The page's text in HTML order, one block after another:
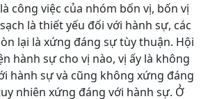
công việc của nhóm bốn vị, bốn vị
là thiết yếu đối với hành sự, các
lại là xứng đáng sự tùy thuận. Hội
hành sự cho vị nào, vị ấy là không
hành sự và cũng không xứng đáng
nhiên xứng đáng với hành sự. Ở